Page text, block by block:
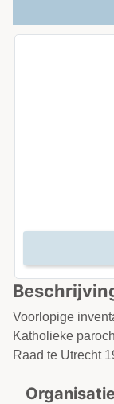
Voorlopige
Katholieke
Raad te Utrecht